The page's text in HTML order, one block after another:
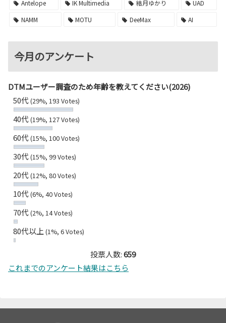
Antelope
IK Multimedia 結月ゆかり
UAD
NAMM
MOTU DeeMax AI
今月のアンケート
DTMユーザー調査のため年齢を教えてください(2026)
50代(29%, 193 Votes)
40代(19%, 127 Votes)
60代(15%, 100 Votes)
30代(15%, 99 Votes)
20代(12%, 80 Votes)
10代(6%, 40 Votes)
70代(2%, 14 Votes)
80代以上(1%, 6 Votes)
投票人数:659
これまでのアンケート結果はこちら